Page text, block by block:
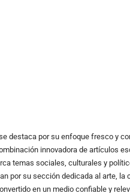
destaca por su enfoque fresco y
innovadora de artículos
temas sociales, culturales y
por su sección dedicada al arte, la
en un medio confiable y